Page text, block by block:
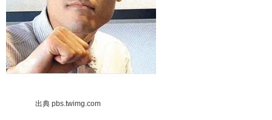
出典 pbs.twimg.com